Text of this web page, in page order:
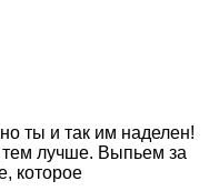
ты и так им наделен!
тем лучше. Выпьем за
которое